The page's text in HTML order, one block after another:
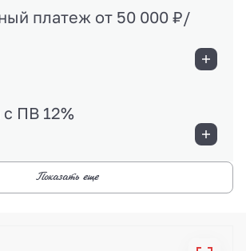
платеж от 50 000 ₽/
с ПВ 12%
Показать еще